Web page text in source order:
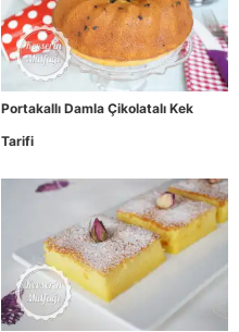
Portakallı Damla Çikolatalı Kek
Tarifi